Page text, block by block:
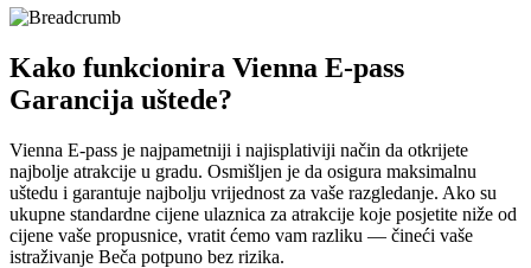
Kako funkcionira Vienna E-pass
Garancija uštede?
Vienna E-pass je najpametniji i najisplativiji način da otkrijete
najbolje atrakcije u gradu. Osmišljen je da osigura maksimalnu
uštedu i garantuje najbolju vrijednost za vaše razgledanje. Ako su
ukupne standardne cijene ulaznica za atrakcije koje posjetite niže od
cijene vaše propusnice, vratit ćemo vam razliku — čineći vaše
istraživanje Beča potpuno bez rizika.